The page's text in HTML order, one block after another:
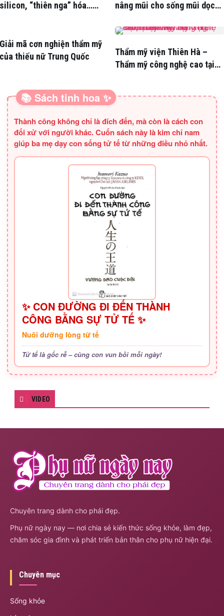
silicon, “thiên nga” hóa…
nâng mũi cho sống mũi dọc
Giải mã cơn nghiện thẩm mỹ
của thiếu nữ Trung Quốc
Thẩm mỹ viện Thiên Hà –
Thẩm mỹ công nghệ cao tại
SÁCH HAY CHO BA MẸ
📚 Sách tinh hoa ✨
Thành công không chỉ là đích đến, mà còn là cách con
đối xử với người khác. Cuốn sách này là kim chỉ nam
giúp ba mẹ dạy con sống tử tế từ những điều nhỏ nhất.
✨ CON ĐƯỜNG ĐI ĐẾN THÀNH
CÔNG BẰNG SỰ TỬ TẾ ✨
Nuôi dưỡng lòng tử tế
Tử tế là gốc rễ – cùng con vun bồi mỗi ngày!
VIDEO
Chuyên trang dành cho phái đẹp.
Phụ nữ ngày nay — nơi chia sẻ kiến thức sống khỏe, làm đẹp,
chăm sóc gia đình và phát triển bản thân cho phụ nữ hiện đại.
Chuyên mục
Sống khỏe